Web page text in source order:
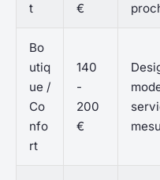
t
€
Bo
utiq
ue /
Co
nfo
rt
140
-
200
€